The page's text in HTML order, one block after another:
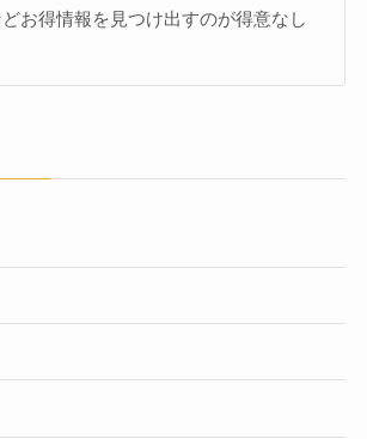
お得情報を見つけ出すのが得意なし